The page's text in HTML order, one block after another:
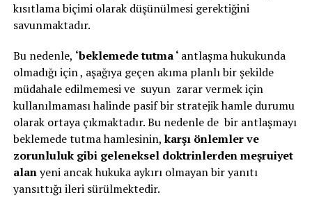
kısıtlama biçimi olarak düşünülmesi gerektiğini
savunmaktadır.
Bu nedenle, ‘beklemede tutma ‘ antlaşma hukukunda
olmadığı için , aşağıya geçen akıma planlı bir şekilde
müdahale edilmemesi ve suyun zarar vermek için
kullanılmaması halinde pasif bir stratejik hamle durumu
olarak ortaya çıkmaktadır. Bu nedenle de bir antlaşmayı
beklemede tutma hamlesinin,karşı önlemler ve
zorunluluk gibi geleneksel doktrinlerden meşruiyet
alanyeni ancak hukuka aykırı olmayan bir yanıtı
yansıttığı ileri sürülmektedir.